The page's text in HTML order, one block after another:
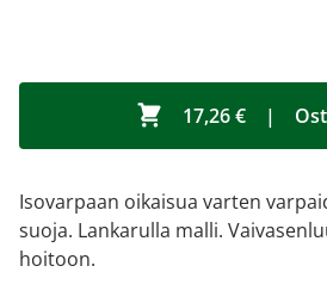
17,26 € |
Isovarpaan oikaisua varten
suoja. Lankarulla malli.
hoitoon.